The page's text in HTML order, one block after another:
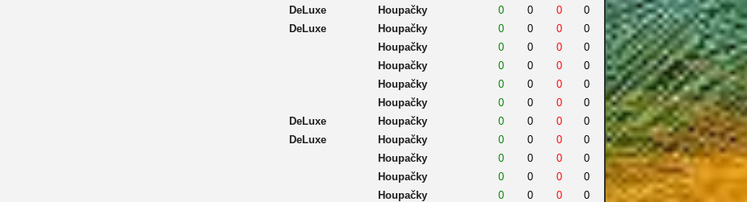
DeLuxe Houpačky 0 0 0
0
DeLuxe Houpačky 0 0 0
0
Houpačky 0 0 0
0
Houpačky 0 0 0
0
Houpačky 0 0 0
0
Houpačky 0 0 0
0
DeLuxe Houpačky 0 0 0
0
DeLuxe Houpačky 0 0 0
0
Houpačky 0 0 0
0
Houpačky 0 0 0
0
Houpačky 0 0 0
0